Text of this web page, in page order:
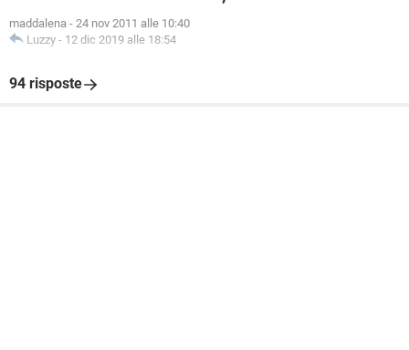
maddalena - 24 nov 2011 alle 10:40
Luzzy - 12 dic 2019 alle 18:54
94 risposte